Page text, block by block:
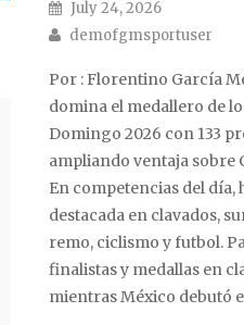
Posted on
July 24, 2026
Author
demofgmsportuser
Por : Florentino García
domina el medallero de
Domingo 2026 con 133
ampliando ventaja sobre
En competencias del día,
destacada en clavados,
remo, ciclismo y futbol.
finalistas y medallas en
mientras México debutó